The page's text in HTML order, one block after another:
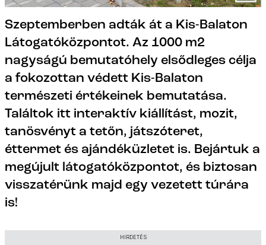
Szeptemberben adták át a Kis-Balaton
Látogatóközpontot. Az 1000 m2
nagyságú bemutatóhely elsődleges célja
a fokozottan védett Kis-Balaton
természeti értékeinek bemutatása.
Találtok itt interaktív kiállítást, mozit,
tanösvényt a tetőn, játszóteret,
éttermet és ajándéküzletet is. Bejártuk a
megújult látogatóközpontot, és biztosan
visszatérünk majd egy vezetett túrára
is!
HIRDETÉS